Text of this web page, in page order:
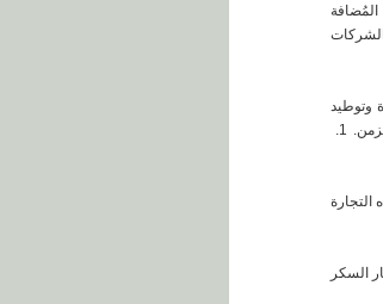
المُضافة
وتوطيد
1.
التجارة
السكر